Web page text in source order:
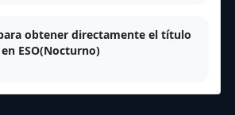
obtener directamente el título
ESO(Nocturno)